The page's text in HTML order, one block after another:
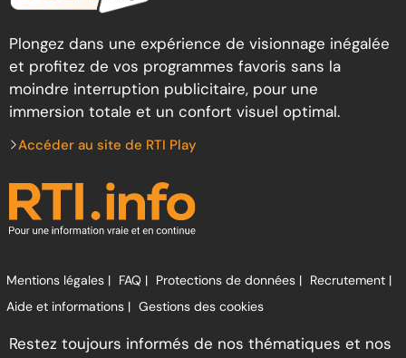
Plongez dans une expérience de visionnage inégalée
et profitez de vos programmes favoris sans la
moindre interruption publicitaire, pour une
immersion totale et un confort visuel optimal.
Accéder au site de RTI Play
Mentions légales | FAQ | Protections de données | Recrutement |
Aide et informations | Gestions des cookies
Restez toujours informés de nos thématiques et nos